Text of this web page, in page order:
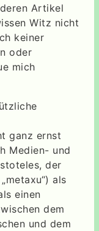
Artikel
Witz nicht
keiner
oder
mich
ganz ernst
Medien- und
der
als
einen
dem
und dem